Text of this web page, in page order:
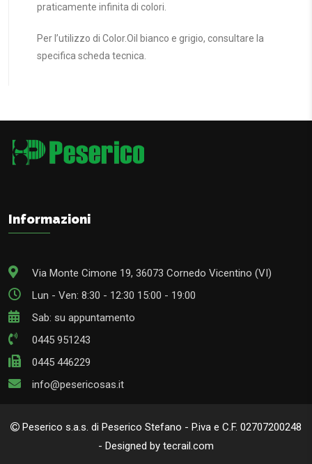
praticamente infinita di colori.
Per l’utilizzo di Color.Oil bianco e grigio, consultare la
specifica scheda tecnica.
Informazioni
Via Monte Cimone 19, 36073 Cornedo Vicentino (VI)
Lun - Ven: 8:30 - 12:30 15:00 - 19:00
Sab: su appuntamento
0445 951243
0445 446229
info@pesericosas.it
Peserico s.a.s. di Peserico Stefano - P.iva e C.F. 02707200248
- Designed by tecrail.com